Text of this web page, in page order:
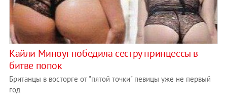
Кайли Миноуг победила сестру принцессы в
битве попок
Британцы в восторге от "пятой точки" певицы уже не первый
год